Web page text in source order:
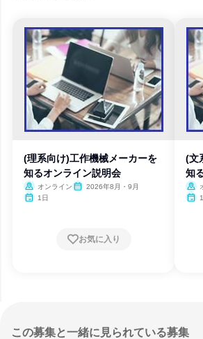
(理系向け)工作機械メーカーを
知るオンライン説明会
オンライン
2026年8月・9月
1日
お気に入り
(文
知
この募集と一緒に見られている募集